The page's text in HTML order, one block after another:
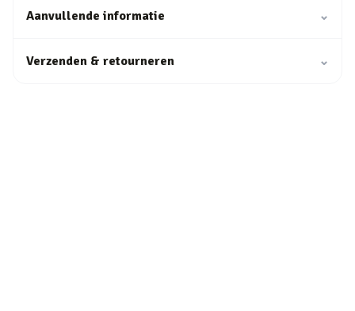
Aanvullende informatie ⌄
Verzenden & retourneren ⌄